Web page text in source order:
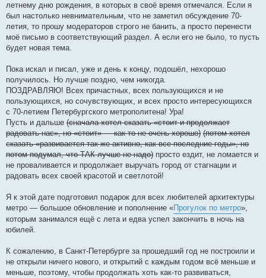
летнему дню рождения, в которых в своё время отмечался. Если я
был настолько невнимательным, что не заметил обсуждение 70-
летия, то прошу модераторов строго не банить, а просто перенести
моё письмо в соответствующий раздел. А если его не было, то пусть
будет новая тема.
Пока искал и писал, уже и день к концу, подошёл, нехорошо
получилось. Но лучше поздно, чем никогда.
ПОЗДРАВЛЯЮ! Всех причастных, всех пользующихся и не
пользующихся, но сочувствующих, и всех просто интересующихся
с 70-летием Петербургского метрополитена! Ура!
Пусть и дальше (сначала хотел сказать «стоит и продолжает
радовать нас», но «стоит» — как-то не очень хорошо) (потом хотел
сказать «развивается так же активно, как все последние годы», но
потом подумал, что ТАК лучше не надо) просто ездит, не ломается и
не проваливается и продолжает выручать город от стагнации и
радовать всех своей красотой и светлотой!
Я к этой дате подготовил подарок для всех любителей архитектуры
метро — большое обновление и пополнение «Прогулок по метро»,
которым занимался ещё с лета и едва успел закончить в ночь на
юбилей.
К сожалению, в Санкт-Петербурге за прошедший год не построили и
не открыли ничего нового, и открытий с каждым годом всё меньше и
меньше, поэтому, чтобы продолжать хоть как-то развиваться,